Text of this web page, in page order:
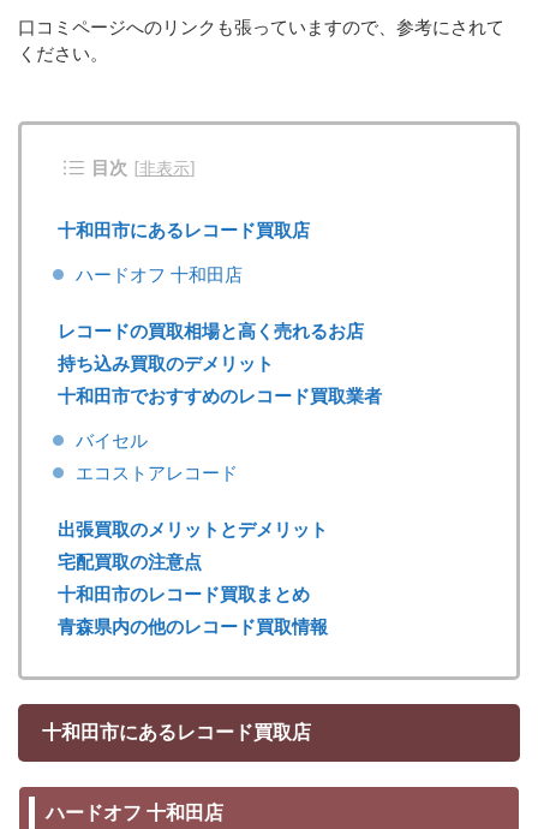
口コミページへのリンクも張っていますので、参考にされて
ください。
目次 [非表示]
十和田市にあるレコード買取店
ハードオフ 十和田店
レコードの買取相場と高く売れるお店
持ち込み買取のデメリット
十和田市でおすすめのレコード買取業者
バイセル
エコストアレコード
出張買取のメリットとデメリット
宅配買取の注意点
十和田市のレコード買取まとめ
青森県内の他のレコード買取情報
十和田市にあるレコード買取店
ハードオフ 十和田店